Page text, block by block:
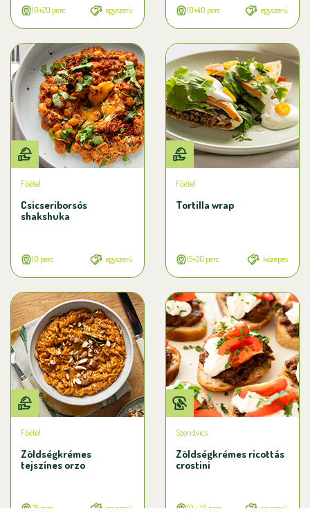
10+20 perc egyszerű 10+40 perc egyszerű
Főétel
Csicseriborsós
shakshuka
10 perc egyszerű
Főétel
Tortilla wrap
15+30 perc közepes
Főétel
Zöldségkrémes
tejszínes orzo
25 perc egyszerű
Szendvics
Zöldségkrémes ricottás
crostini
10 + 10 perc egyszerű